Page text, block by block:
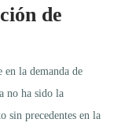
de
en la demanda de
no ha sido la
sin precedentes en la